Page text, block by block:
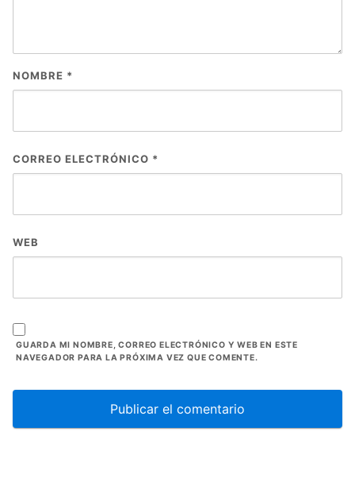
NOMBRE *
CORREO ELECTRÓNICO *
WEB
GUARDA MI NOMBRE, CORREO ELECTRÓNICO Y WEB EN ESTE
NAVEGADOR PARA LA PRÓXIMA VEZ QUE COMENTE.